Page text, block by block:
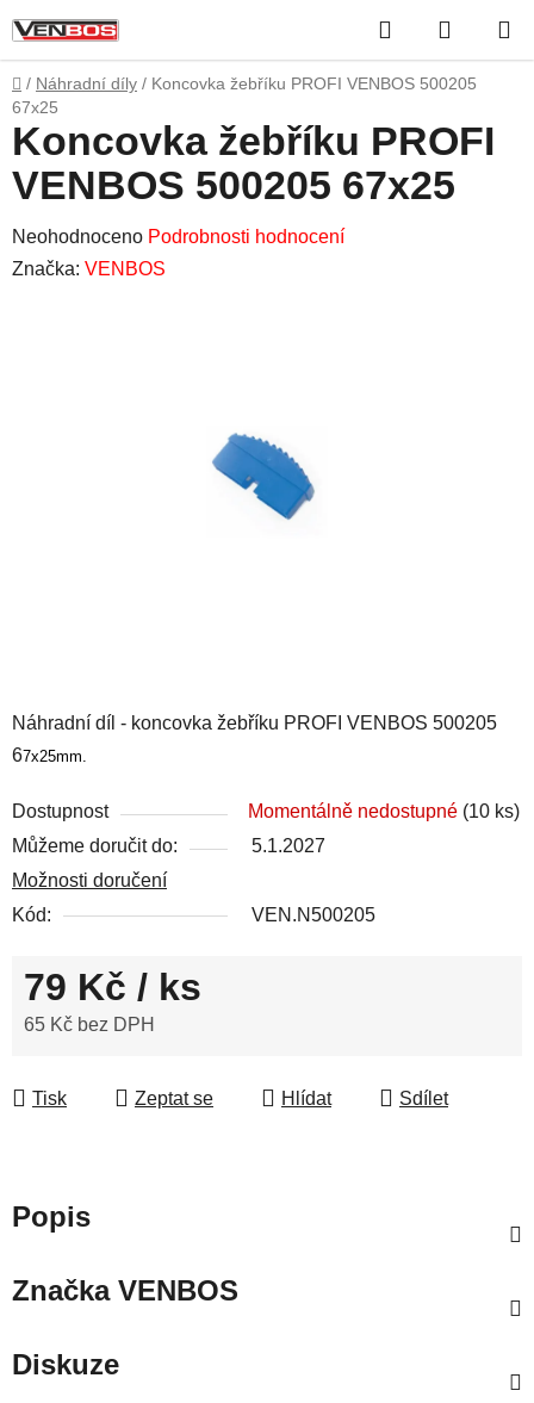
na
obsah
Hledat
KOŠÍK
Domů
/ Náhradní díly / Koncovka žebříku PROFI VENBOS 500205
67x25
Náhradní díl - koncovka žebříku PROFI VENBOS 500205
67x25mm.
Dostupnost Momentálně nedostupné (10 ks)
Můžeme doručit do:
5.1.2027
Možnosti doručení
Kód:
VEN.N500205
79 Kč / ks
65 Kč bez DPH
Tisk
Zeptat se Hlídat Sdílet
Koncovka žebříku PROFI
VENBOS 500205 67x25
Průměrné
hodnocení
Neohodnoceno Podrobnosti hodnocení
Značka: VENBOS
Popis
ZnačkaVENBOS
Diskuze